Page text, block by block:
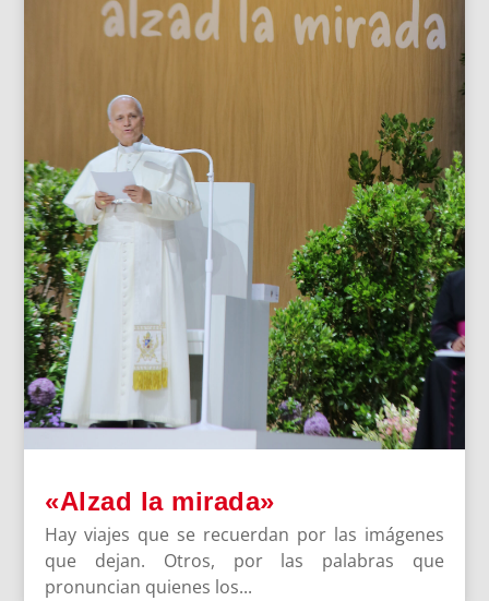
«Alzad la mirada»
Hay viajes que se recuerdan por las imágenes
que dejan. Otros, por las palabras que
pronuncian quienes los...